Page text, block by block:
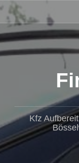
Zum
Inhalt
springen
Kfz